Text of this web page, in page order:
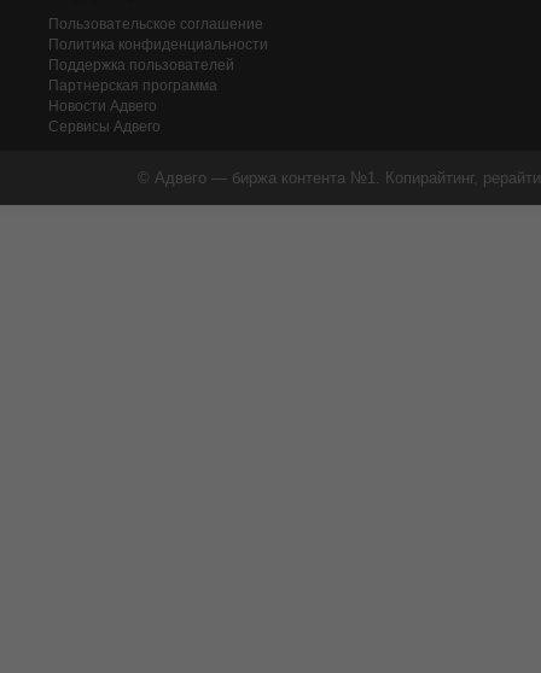
Пользовательское соглашение
Политика конфиденциальности
Поддержка пользователей
Партнерская программа
Новости Адвего
Сервисы Адвего
© Адвего — биржа контента №1. Копирайтинг,